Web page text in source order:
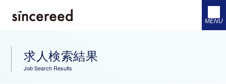
MENU
求人検索結果
Job Search Results